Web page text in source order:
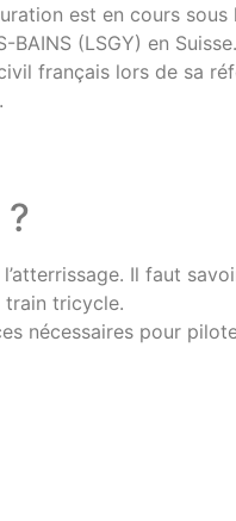
est en cours sous
(LSGY) en
français lors de sa
Il faut
train tricycle.
nécessaires pour